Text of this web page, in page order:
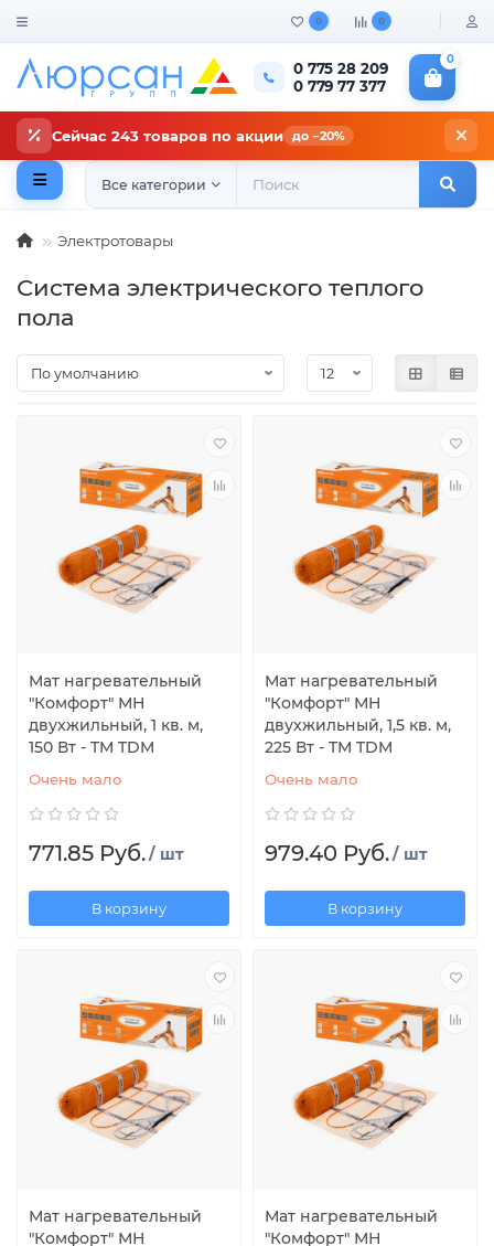
0 0
0 775 28 209
0 779 77 377
0
Сейчас 243 товаров по акции до −20%
Все категории
Электротовары
Система электрического теплого
пола
Мат нагревательный
"Комфорт" МН
двухжильный, 1 кв. м,
150 Вт - TM TDM
Очень мало
771.85 Руб./ шт
В корзину
Мат нагревательный
"Комфорт" МН
двухжильный, 1,5 кв. м,
225 Вт - TM TDM
Очень мало
979.40 Руб./ шт
В корзину
Мат нагревательный
"Комфорт" МН
Мат нагревательный
"Комфорт" МН